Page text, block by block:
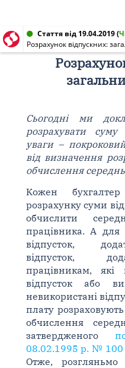
Стаття від 19.04.2019(
Розрахунок відпускних:
Сьогодні ми
розрахувати
уваги –
від визначення
обчислення
Кожен
розрахунку суми
обчислити
працівника. А для
відпусток,
відпусток,
працівникам, які
відпусток або
невикористані
плату
обчислення
затвердженого
08.02.1995 р. № 100
Отже, розгляньмо